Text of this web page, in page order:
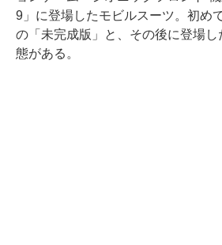
9」に登場したモビルスーツ。初め
の「未完成版」と、その後に登場
態がある。